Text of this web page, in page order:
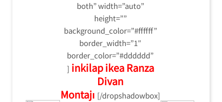
both” width=”auto”
height=””
background_color=”#ffffff”
border_width=”1″
border_color=”#dddddd”
] inkilap ikea Ranza
Divan
Montajı [/dropshadowbox]